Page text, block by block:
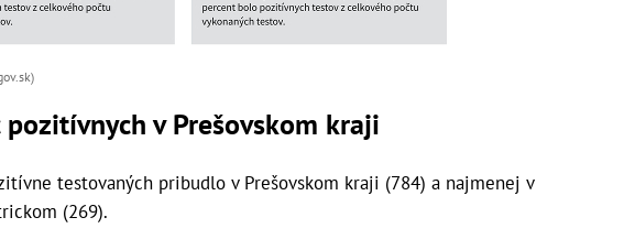
pozitívnych v Prešovskom kraji
testovaných pribudlo v Prešovskom kraji (784) a najmenej v
(269).